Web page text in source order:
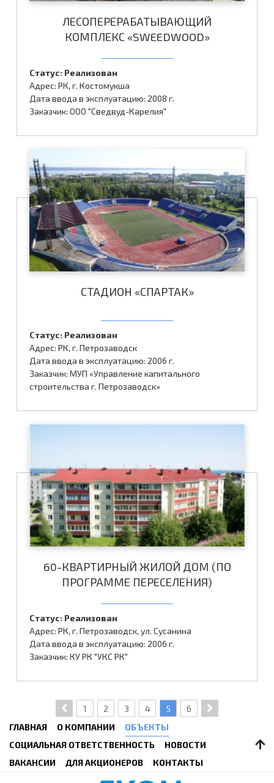
ЛЕСОПЕРЕРАБАТЫВАЮЩИЙ
КОМПЛЕКС «SWEEDWOOD»
Статус: Реализован
Адрес: РК, г. Костомукша
Дата ввода в эксплуатацию: 2008 г.
Заказчик: ООО "Сведвуд-Карелия"
СТАДИОН «СПАРТАК»
Статус: Реализован
Адрес: РК, г. Петрозаводск
Дата ввода в эксплуатацию: 2006 г.
Заказчик: МУП «Управление капитального
строительства г. Петрозаводск»
60-КВАРТИРНЫЙ ЖИЛОЙ ДОМ (ПО
ПРОГРАММЕ ПЕРЕСЕЛЕНИЯ)
Статус: Реализован
Адрес: РК, г. Петрозаводск, ул. Сусанина
Дата ввода в эксплуатацию: 2006 г.
Заказчик: КУ РК "УКС РК"
1 2 3 4 5
6
ГЛАВНАЯ
О КОМПАНИИ
ОБЪЕКТЫ
СОЦИАЛЬНАЯ ОТВЕТСТВЕННОСТЬ
НОВОСТИ
ВАКАНСИИ
ДЛЯ АКЦИОНЕРОВ КОНТАКТЫ